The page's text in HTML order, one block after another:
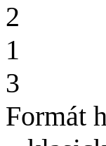
2
1
3
Formát